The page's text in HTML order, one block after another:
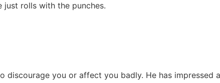
just rolls with the punches.
you or affect you badly. He has